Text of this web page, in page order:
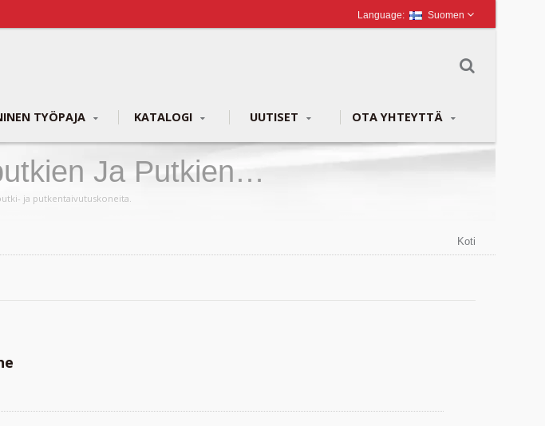
Suomen
TYÖPAJA KATALOGI UUTISET OTA YHTEYTTÄ
Ja Putkien
Group
ja putkentaivutuskoneita.
Koti